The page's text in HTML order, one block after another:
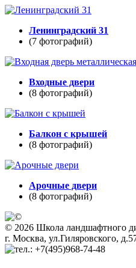
Ленинградский 31
(7 фотографий)
Входные двери
(8 фотографий)
Балкон с крышей
(8 фотографий)
Арочные двери
(8 фотографий)
© 2026 Школа ландшафтного
г. Москва, ул.Гиляровского,
+7(495)968-74-48